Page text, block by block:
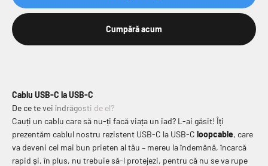
Cumpără acum
Cablu USB-C la USB-C
De ce te vei îndrăgosti de el?
Cauți un cablu care să nu-ți facă viața un iad? L-ai găsit! Îți
prezentăm cablul nostru rezistent USB-C la USB-C loopcable, care
va deveni cel mai bun prieten al tău – mereu la îndemână, încarcă
rapid și, în plus, nu trebuie să-l protejezi, pentru că nu se va rupe